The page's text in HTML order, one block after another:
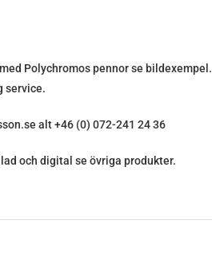
Polychromos pennor se bildexempel.
service.
alt +46 (0) 072-241 24 36
och digital se övriga produkter.